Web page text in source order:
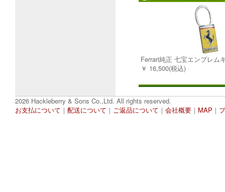
Ferrari純正 七宝エンブレム
￥ 16,500(税込)
2026 Hackleberry & Sons Co.,Ltd. All rights reserved.
お支払について ｜ 配送について ｜ ご返品について ｜ 会社概要 ｜ MAP ｜